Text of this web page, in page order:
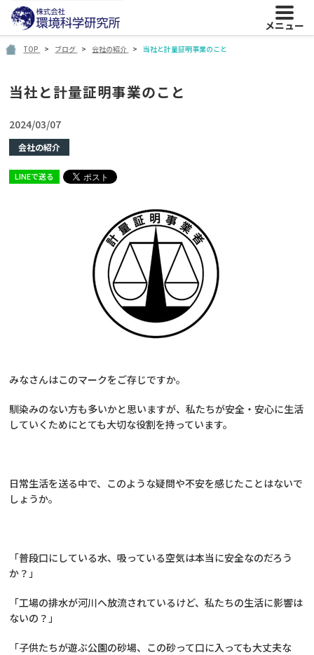
メニュー
TOP ブログ 会社の紹介 当社と計量証明事業のこと
当社と計量証明事業のこと
2024/03/07
会社の紹介
LINEで送る
みなさんはこのマークをご存じですか。
馴染みのない方も多いかと思いますが、私たちが安全・安心に生活
していくためにとても大切な役割を持っています。
日常生活を送る中で、このような疑問や不安を感じたことはないで
しょうか。
「普段口にしている水、吸っている空気は本当に安全なのだろう
か？」
「工場の排水が河川へ放流されているけど、私たちの生活に影響は
ないの？」
「子供たちが遊ぶ公園の砂場、この砂って口に入っても大丈夫な